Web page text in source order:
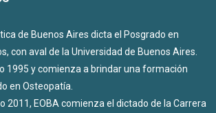
de Buenos Aires dicta el Posgrado en
con aval de la Universidad de Buenos Aires.
1995 y comienza a brindar una formación
en Osteopatía.
2011, EOBA comienza el dictado de la Carrera